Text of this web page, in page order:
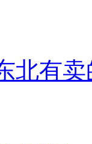
北有卖